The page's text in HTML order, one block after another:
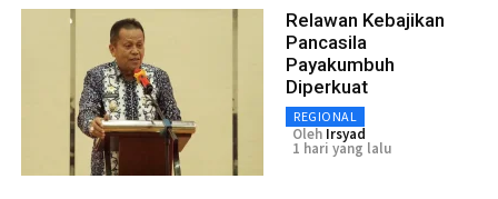
Relawan Kebajikan
Pancasila
Payakumbuh
Diperkuat
REGIONAL
Oleh Irsyad
1 hari yang lalu